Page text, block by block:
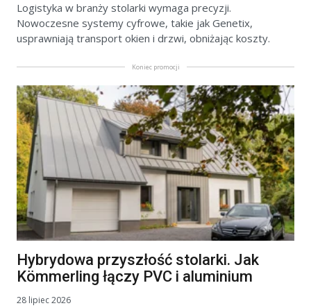
Logistyka w branży stolarki wymaga precyzji.
Nowoczesne systemy cyfrowe, takie jak Genetix,
usprawniają transport okien i drzwi, obniżając koszty.
Koniec promocji
Hybrydowa przyszłość stolarki. Jak
Kömmerling łączy PVC i aluminium
28 lipiec 2026